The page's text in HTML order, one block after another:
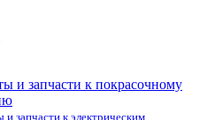
и запчасти к покрасочному
и запчасти к электрическим